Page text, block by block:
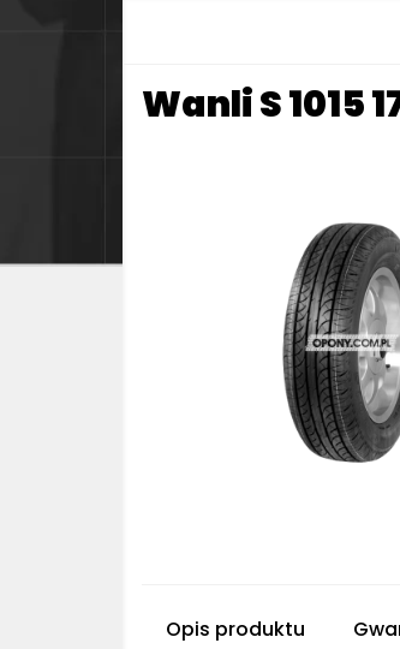
Wanli S 1015
Opis produktu